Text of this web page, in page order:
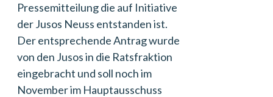
Pressemitteilung die auf Initiative
der Jusos Neuss entstanden ist.
Der entsprechende Antrag wurde
von den Jusos in die Ratsfraktion
eingebracht und soll noch im
November im Hauptausschuss